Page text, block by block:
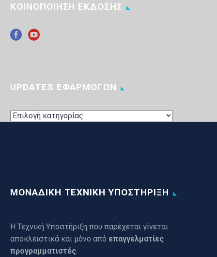
ΚΟΙΝΟΠΟΙΗΣΗ ΕΚΔΟΣΗΣ
UPDATES ΕΦΑΡΜΟΓΩΝ
UPDATES
ΜΟΝΑΔΙΚΗ ΤΕΧΝΙΚΗ ΥΠΟΣΤΗΡΙΞΗ
Η Τεχνική Υποστήριξη που παρέχεται γίνεται
αποκλειστικά και μόνο από επαγγελματίες
προγραμματιστές.